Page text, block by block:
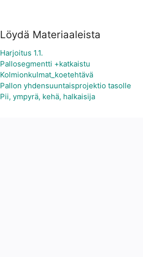
Löydä Materiaaleista
Harjoitus 1.1.
Pallosegmentti +katkaistu
Kolmionkulmat_koetehtävä
Pallon yhdensuuntaisprojektio tasolle
Pii, ympyrä, kehä, halkaisija